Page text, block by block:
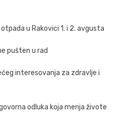
u Rakovici 1. i 2. avgusta
pušten u rad
interesovanja za zdravlje i
odluka koja menja živote